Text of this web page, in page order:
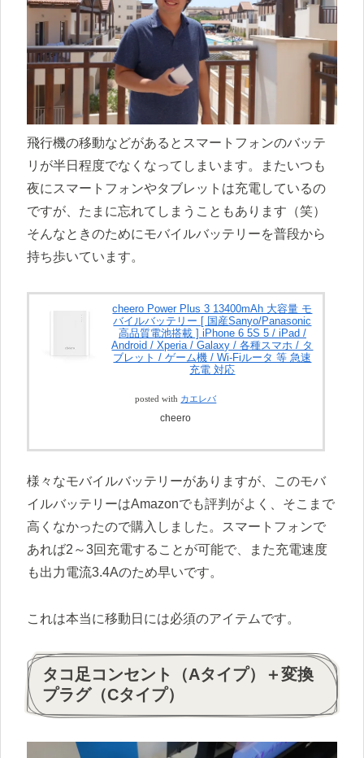
飛行機の移動などがあるとスマートフォンのバッテ
リが半日程度でなくなってしまいます。またいつも
夜にスマートフォンやタブレットは充電しているの
ですが、たまに忘れてしまうこともあります（笑）
そんなときのためにモバイルバッテリーを普段から
持ち歩いています。
cheero Power Plus 3 13400mAh 大容量 モ
バイルバッテリー [ 国産Sanyo/Panasonic
高品質電池搭載 ] iPhone 6 5S 5 / iPad /
Android / Xperia / Galaxy / 各種スマホ / タ
ブレット / ゲーム機 / Wi-Fiルータ 等 急速
充電 対応
posted with カエレバ
cheero
様々なモバイルバッテリーがありますが、このモバ
イルバッテリーはAmazonでも評判がよく、そこまで
高くなかったので購入しました。スマートフォンで
あれば2～3回充電することが可能で、また充電速度
も出力電流3.4Aのため早いです。
これは本当に移動日には必須のアイテムです。
タコ足コンセント（Aタイプ）＋変換
プラグ（Cタイプ）